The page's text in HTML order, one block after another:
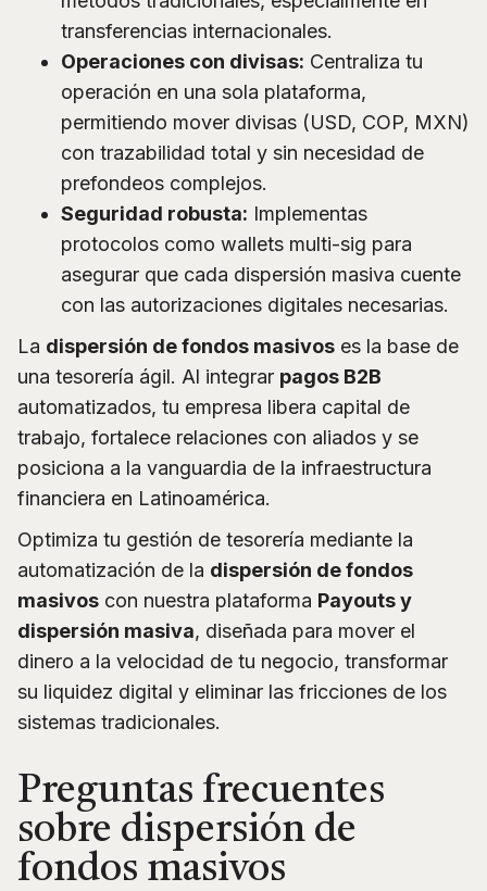
transferencias internacionales.
Operaciones con divisas: Centraliza tu
operación en una sola plataforma,
permitiendo mover divisas (USD, COP, MXN)
con trazabilidad total y sin necesidad de
prefondeos complejos.
Seguridad robusta: Implementas
protocolos como wallets multi-sig para
asegurar que cada dispersión masiva cuente
con las autorizaciones digitales necesarias.
La dispersión de fondos masivos es la base de
una tesorería ágil. Al integrar pagos B2B
automatizados, tu empresa libera capital de
trabajo, fortalece relaciones con aliados y se
posiciona a la vanguardia de la infraestructura
financiera en Latinoamérica.
Optimiza tu gestión de tesorería mediante la
automatización de la dispersión de fondos
masivos con nuestra plataforma Payouts y
dispersión masiva, diseñada para mover el
dinero a la velocidad de tu negocio, transformar
su liquidez digital y eliminar las fricciones de los
sistemas tradicionales.
Preguntas frecuentes
sobre dispersión de
fondos masivos